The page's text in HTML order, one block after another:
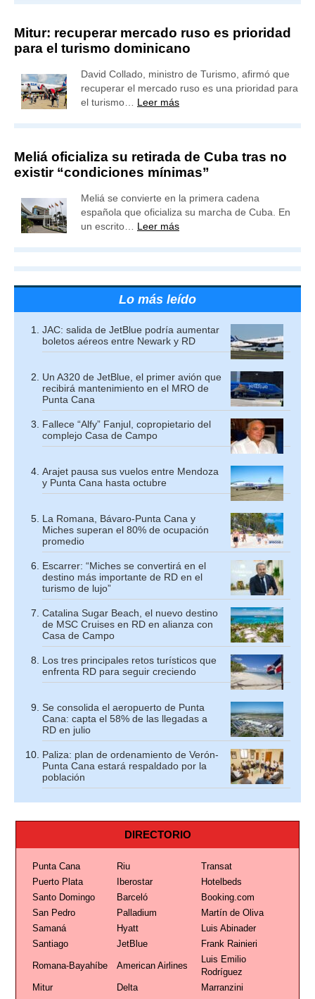
Mitur: recuperar mercado ruso es prioridad
para el turismo dominicano
David Collado, ministro de Turismo, afirmó que
recuperar el mercado ruso es una prioridad para
el turismo… Leer más
Meliá oficializa su retirada de Cuba tras no
existir “condiciones mínimas”
Meliá se convierte en la primera cadena
española que oficializa su marcha de Cuba. En
un escrito… Leer más
Lo más leído
JAC: salida de JetBlue podría aumentar
boletos aéreos entre Newark y RD
Un A320 de JetBlue, el primer avión que
recibirá mantenimiento en el MRO de
Punta Cana
Fallece “Alfy” Fanjul, copropietario del
complejo Casa de Campo
Arajet pausa sus vuelos entre Mendoza
y Punta Cana hasta octubre
La Romana, Bávaro-Punta Cana y
Miches superan el 80% de ocupación
promedio
Escarrer: “Miches se convertirá en el
destino más importante de RD en el
turismo de lujo”
Catalina Sugar Beach, el nuevo destino
de MSC Cruises en RD en alianza con
Casa de Campo
Los tres principales retos turísticos que
enfrenta RD para seguir creciendo
Se consolida el aeropuerto de Punta
Cana: capta el 58% de las llegadas a
RD en julio
Paliza: plan de ordenamiento de Verón-
Punta Cana estará respaldado por la
población
DIRECTORIO
Punta Cana Riu
Transat
Puerto Plata
Iberostar
Hotelbeds
Santo Domingo
Barceló
Booking.com
San Pedro
Palladium
Martín de Oliva
Samaná
Hyatt
Luis Abinader
Santiago
JetBlue Frank Rainieri
Romana-Bayahíbe American Airlines
Luis Emilio
Rodríguez
Mitur
Delta
Marranzini